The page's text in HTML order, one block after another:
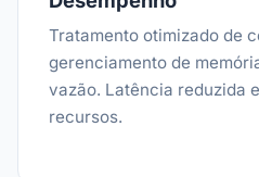
Tratamento otimizado de
gerenciamento de
vazão. Latência reduzida
recursos.